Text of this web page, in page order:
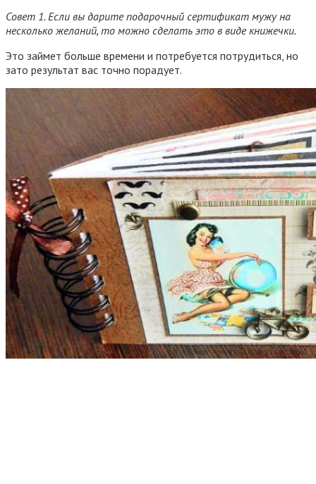
Совет 1. Если вы дарите подарочный сертификат мужу на
несколько желаний, то можно сделать это в виде книжечки.
Это займет больше времени и потребуется потрудиться, но
зато результат вас точно порадует.